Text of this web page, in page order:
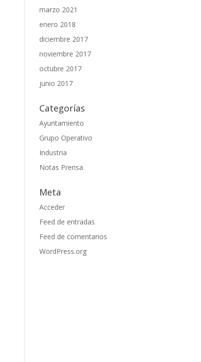
marzo 2021
enero 2018
diciembre 2017
noviembre 2017
octubre 2017
junio 2017
Categorías
Ayuntamiento
Grupo Operativo
Industria
Notas Prensa
Meta
Acceder
Feed de entradas
Feed de comentarios
WordPress.org